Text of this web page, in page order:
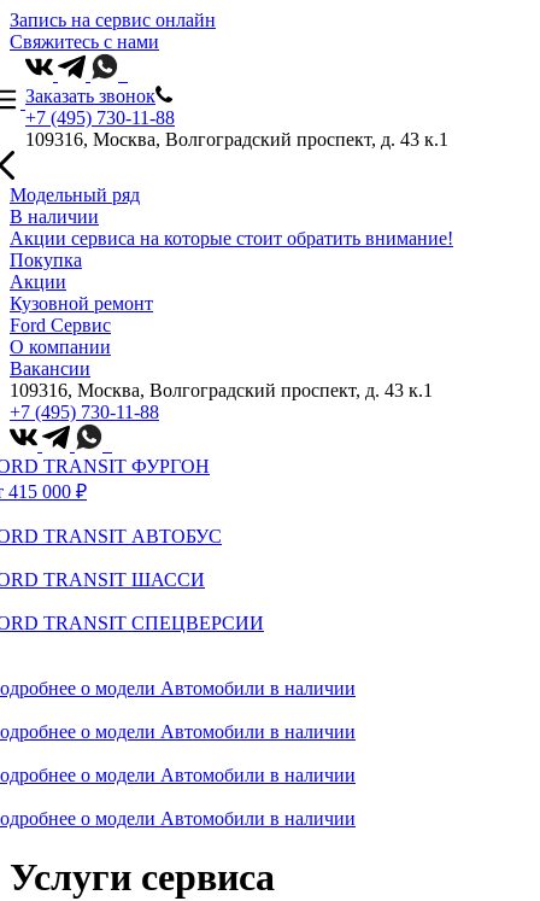
Запись на сервис онлайн
Свяжитесь с нами
Заказать звонок
+7 (495) 730-11-88
109316, Москва, Волгоградский проспект, д. 43 к.1
Модельный ряд
В наличии
Акции сервиса на которые стоит обратить внимание!
Покупка
Акции
Кузовной ремонт
Ford Сервис
О компании
Вакансии
109316, Москва, Волгоградский проспект, д. 43 к.1
+7 (495) 730-11-88
TRANSIT ФУРГОН
415 000 ₽
TRANSIT АВТОБУС
TRANSIT ШАССИ
TRANSIT СПЕЦВЕРСИИ
о модели Автомобили в наличии
о модели Автомобили в наличии
о модели Автомобили в наличии
о модели Автомобили в наличии
Услуги сервиса